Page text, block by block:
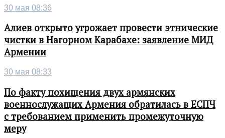
30 мая 08:36
Алиев открыто угрожает провести этнические
чистки в Нагорном Карабахе: заявление МИД
Армении
30 мая 08:33
По факту похищения двух армянских
военнослужащих Армения обратилась в ЕСПЧ
с требованием применить промежуточную
меру